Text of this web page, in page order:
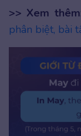
>> Xem thêm
phân biệt, bài